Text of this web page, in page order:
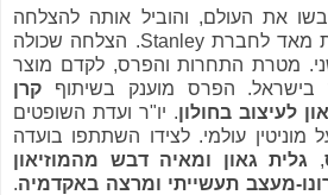
את העולם, והוביל אותה להצלחה
עולמית ולמכירה מוצלחת מאד לחברת Stanley. הצלחה שכולה
מטרת התחרות והפרס, לקדם מוצר
בישראל. הפרס מוענק בשיתוף קרן
לעיצוב בחולון. יו"ר ועדת השופטים
עולמי. לצידו השתתפו בועדה
, גלית גאון ומאיה דבש מהמוזיאון
מעצב תעשייתי ומרצה באקדמיה.